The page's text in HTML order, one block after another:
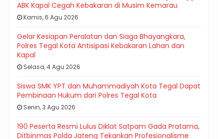
ABK Kapal Cegah Kebakaran di Musim Kemarau
Kamis, 6 Agu 2026
Gelar Kesiapan Peralatan dan Siaga Bhayangkara,
Polres Tegal Kota Antisipasi Kebakaran Lahan dan
Kapal
Selasa, 4 Agu 2026
Siswa SMK YPT dan Muhammadiyah Kota Tegal Dapat
Pembinaan Hukum dari Polres Tegal Kota
Senin, 3 Agu 2026
190 Peserta Resmi Lulus Diklat Satpam Gada Pratama,
Ditbinmas Polda Jateng Tekankan Profesionalisme